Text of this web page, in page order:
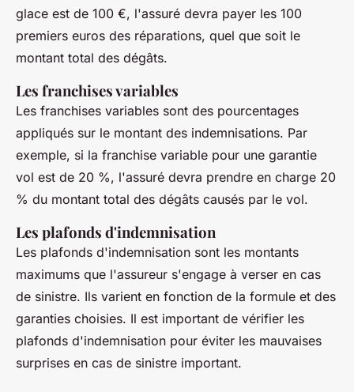
glace est de 100 €, l'assuré devra payer les 100
premiers euros des réparations, quel que soit le
montant total des dégâts.
Les franchises variables
Les franchises variables sont des pourcentages
appliqués sur le montant des indemnisations. Par
exemple, si la franchise variable pour une garantie
vol est de 20 %, l'assuré devra prendre en charge 20
% du montant total des dégâts causés par le vol.
Les plafonds d'indemnisation
Les plafonds d'indemnisation sont les montants
maximums que l'assureur s'engage à verser en cas
de sinistre. Ils varient en fonction de la formule et des
garanties choisies. Il est important de vérifier les
plafonds d'indemnisation pour éviter les mauvaises
surprises en cas de sinistre important.